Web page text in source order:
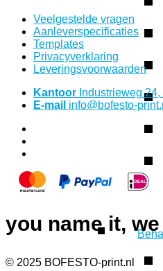
Veelgestelde vragen
Aanleverspecificaties
Templates
Privacyverklaring
Leveringsvoorwaarden
Kantoor Industrieweg
E-mail info@bofesto-
you name it,
© 2025 BOFESTO-print.nl